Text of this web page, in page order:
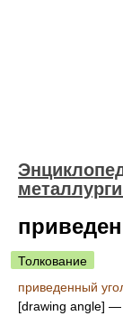
Толкование
приведенный
[drawing angle]